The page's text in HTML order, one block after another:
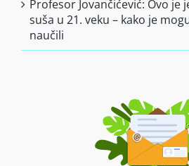
Profesor Jovančićević: Ovo je
suša u 21. veku – kako je
naučili